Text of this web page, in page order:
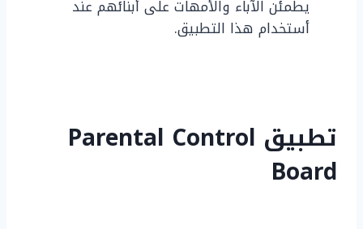
يطمئن الآباء والأمهات على أبنائهم عند
أستخدام هذا التطبيق.
تطبيق Parental Control
Board